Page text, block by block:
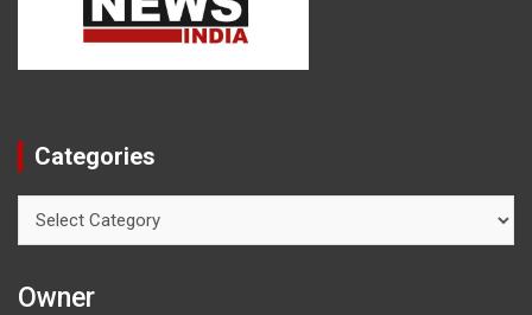
Categories
Owner